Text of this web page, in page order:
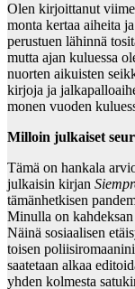
Olen kirjoittanut
monta kertaa aiheita
perustuen lähinnä
mutta ajan kuluessa
nuorten aikuisten
kirjoja ja
monen vuoden
Milloin julkaiset
Tämä on hankala
julkaisin kirjan
tämänhetkisen
Minulla on
Näinä sosiaalisen
toisen
saatetaan alkaa
yhden kolmesta